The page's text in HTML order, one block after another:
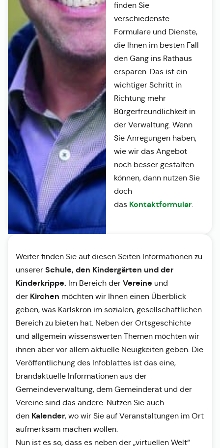
finden Sie
verschiedenste
Formulare und Dienste,
die Ihnen im besten Fall
den Gang ins Rathaus
ersparen. Das ist ein
wichtiger Schritt in
Richtung mehr
Bürgerfreundlichkeit in
der Verwaltung. Wenn
Sie Anregungen haben,
wie wir das Angebot
noch besser gestalten
können, dann nutzen Sie
doch
das Kontaktformular.
Weiter finden Sie auf diesen Seiten Informationen zu
unserer Schule, den Kindergärten und der
Kinderkrippe. Im Bereich der Vereine und
der Kirchen möchten wir Ihnen einen Überblick
geben, was Karlskron im sozialen, gesellschaftlichen
Bereich zu bieten hat. Neben der Ortsgeschichte
und allgemein wissenswerten Themen möchten wir
ihnen aber vor allem aktuelle Neuigkeiten geben. Die
Veröffentlichung des Infoblattes ist das eine,
brandaktuelle Informationen aus der
Gemeindeverwaltung, dem Gemeinderat und der
Vereine sind das andere. Nutzen Sie auch
den Kalender, wo wir Sie auf Veranstaltungen im Ort
aufmerksam machen wollen.
Nun ist es so, dass es neben der „virtuellen Welt“